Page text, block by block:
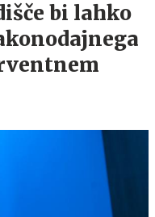
bi lahko